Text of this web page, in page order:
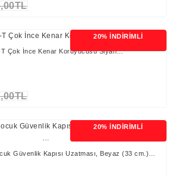
T Çok İnce Kenar Koruyucusu Siyah…
20% İNDİRİMLİ
Güvenlik Kapısı Uzatması, Beyaz (33 cm.)…
20% İNDİRİMLİ